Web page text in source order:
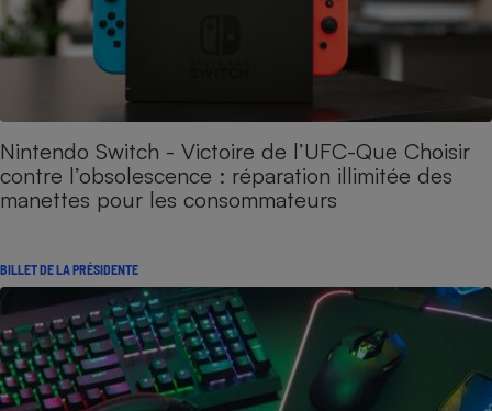
Nintendo Switch - Victoire de l’UFC-Que Choisir
contre l’obsolescence : réparation illimitée des
manettes pour les consommateurs
BILLET DE LA PRÉSIDENTE